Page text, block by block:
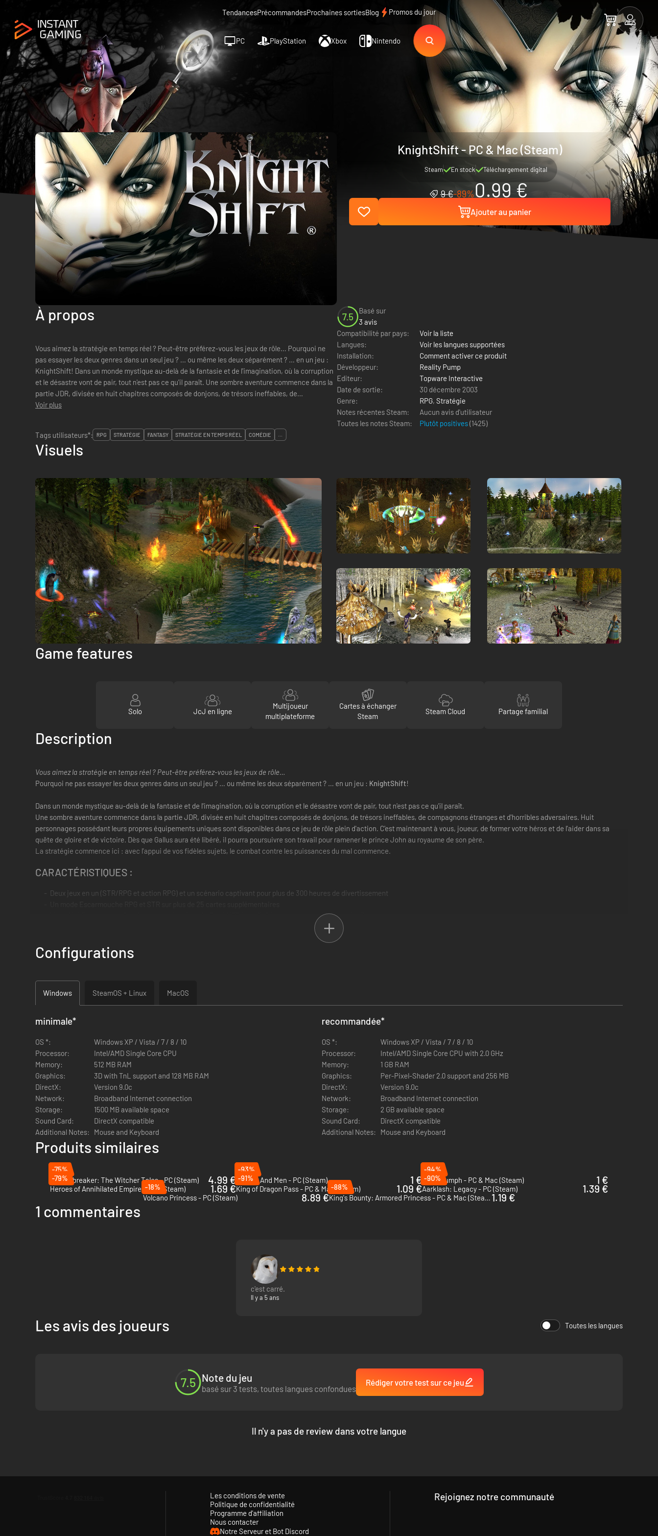
TendancesPrécommandesProchaines sortiesBlog Promos du jour
PC PlayStation Xbox Nintendo
KnightShift - PC & Mac (Steam)
Steam En stock Téléchargement digital
9 €-89%0.99 €
Ajouter au panier
À propos
Vous aimez la stratégie en temps réel ? Peut-être préférez-vous les jeux de rôle… Pourquoi ne
pas essayer les deux genres dans un seul jeu ? … ou même les deux séparément ? … en un jeu :
KnightShift! Dans un monde mystique au-delà de la fantasie et de l'imagination, où la corruption
et le désastre vont de pair, tout n'est pas ce qu'il paraît. Une sombre aventure commence dans la
partie JDR, divisée en huit chapitres composés de donjons, de trésors ineffables, de
compagnons...
Voir plus
7.5
Basé sur
3 avis
Compatibilité par pays:
Voir la liste
Langues:
Voir les langues supportées
Installation:
Comment activer ce produit
Développeur:
Reality Pump
Editeur:
Topware Interactive
Date de sortie:
30 décembre 2003
Genre:
RPG, Stratégie
Notes récentes Steam:
Aucun avis d'utilisateur
Toutes les notes Steam:
Plutôt positives(1425)
Tags utilisateurs*:
RPG STRATÉGIE FANTASY STRATÉGIE EN TEMPS RÉEL COMÉDIE ...
Visuels
Game features
Solo JcJ en ligne
Multijoueur
multiplateforme
Cartes à échanger
Steam
Steam Cloud Partage familial
Description
Vous aimez la stratégie en temps réel ? Peut-être préférez-vous les jeux de rôle…
Pourquoi ne pas essayer les deux genres dans un seul jeu ? … ou même les deux séparément ? … en un jeu : KnightShift!
Dans un monde mystique au-delà de la fantasie et de l'imagination, où la corruption et le désastre vont de pair, tout n'est pas ce qu'il paraît.
Une sombre aventure commence dans la partie JDR, divisée en huit chapitres composés de donjons, de trésors ineffables, de compagnons étranges et d'horribles adversaires. Huit
personnages possédant leurs propres équipements uniques sont disponibles dans ce jeu de rôle plein d'action. C'est maintenant à vous, joueur, de former votre héros et de l'aider dans sa
quête de gloire et de victoire. Dès que Gallus aura été libéré, il pourra poursuivre son travail pour ramener le prince John au royaume de son père.
La stratégie commence ici : avec l'appui de vos fidèles sujets, le combat contre les puissances du mal commence.
CARACTÉRISTIQUES :
Deux jeux en un (STR/RPG et action RPG) et un scénario captivant pour plus de 300 heures de divertissement
Mode Multijoueur approfondi en réseau local ou via EarthNET jusqu'à 8 joueurs, compatible avec les ligues
Des graphismes révolutionnaires : premier jeu entièrement compatible avec l'éclairage par pixel.
Totalement en 3D avec une caméra à rotation libre
Concepteur de cartes et de niveaux personnalisés
Configurations
Windows SteamOS + Linux MacOS
minimale*
OS *:
Windows XP / Vista / 7 / 8 / 10
Processor:
Intel/AMD Single Core CPU
Memory:
512 MB RAM
Graphics:
3D with TnL support and 128 MB RAM
DirectX:
Version 9.0c
Network:
Broadband Internet connection
Storage:
1500 MB available space
Sound Card:
DirectX compatible
Additional Notes:
Mouse and Keyboard
recommandée*
OS *:
Windows XP / Vista / 7 / 8 / 10
Processor:
Intel/AMD Single Core CPU with 2.0 GHz
Memory:
1 GB RAM
Graphics:
Per-Pixel-Shader 2.0 support and 256 MB
DirectX:
Version 9.0c
Network:
Broadband Internet connection
Storage:
2 GB available space
Sound Card:
DirectX compatible
Additional Notes:
Mouse and Keyboard
Produits similaires
-75%
Thronebreaker: The Witcher Tales - PC (Steam)
4.99 €
-93%
Of Orcs And Men - PC (Steam)
1 €
-94%
Fort Triumph - PC & Mac (Steam)
1 €
-79%
Heroes of Annihilated Empires - PC (Steam)
1.69 €
-91%
King of Dragon Pass - PC & Mac (Steam)
1.09 €
-90%
Aarklash: Legacy - PC (Steam)
1.39 €
-18%
Volcano Princess - PC (Steam)
8.89 €
-88%
King's Bounty: Armored Princess - PC & Mac (Steam) 1.19 €
1 commentaires
c'est carré.
Il y a 5 ans
Les avis des joueurs Toutes les langues
7.5 Note du jeu
basé sur 3 tests, toutes langues confondues
Rédiger votre test sur ce jeu
Il n'y a pas de review dans votre langue
Les conditions de vente
Politique de confidentialité
Programme d'affiliation
Nous contacter
Notre Serveur et Bot Discord
Rejoignez notre communauté